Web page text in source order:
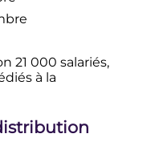
21 000 salariés,
à la